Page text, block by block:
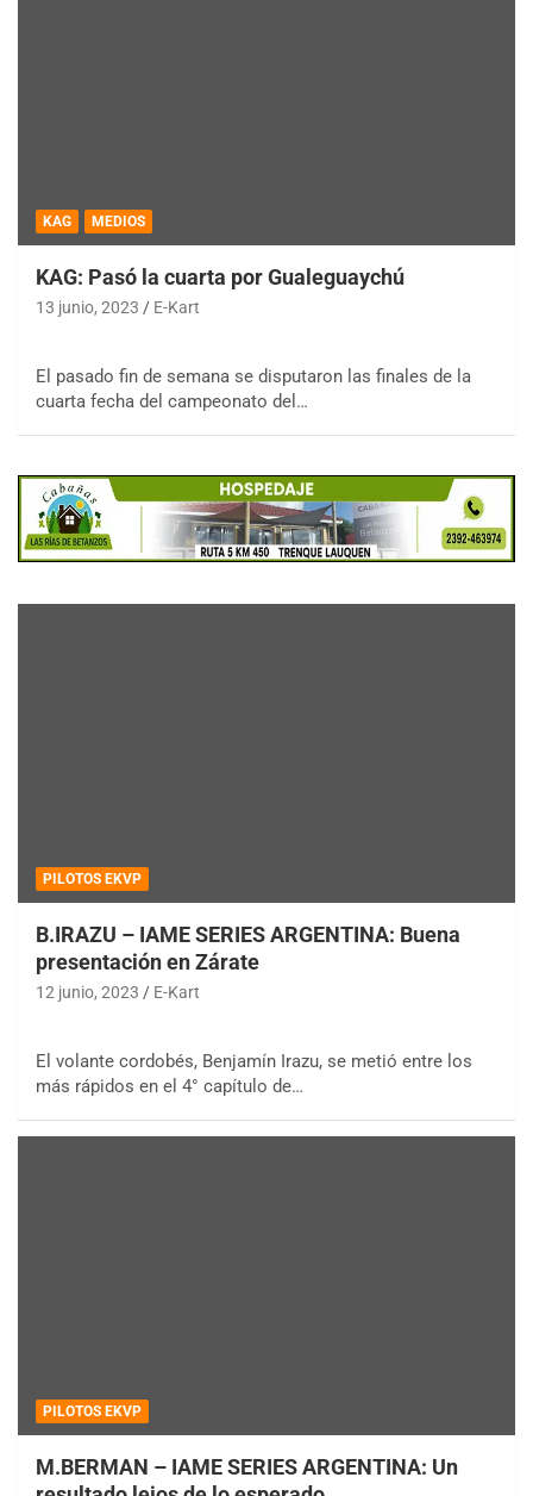
KAG MEDIOS
KAG: Pasó la cuarta por Gualeguaychú
13 junio, 2023 E-Kart
El pasado fin de semana se disputaron las finales de la
cuarta fecha del campeonato del…
PILOTOS EKVP
B.IRAZU – IAME SERIES ARGENTINA: Buena
presentación en Zárate
12 junio, 2023 E-Kart
El volante cordobés, Benjamín Irazu, se metió entre los
más rápidos en el 4° capítulo de…
PILOTOS EKVP
M.BERMAN – IAME SERIES ARGENTINA: Un